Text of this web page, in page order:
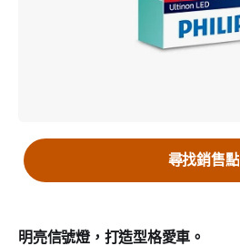
明亮信號燈，打造型格愛車。
尋找銷售點